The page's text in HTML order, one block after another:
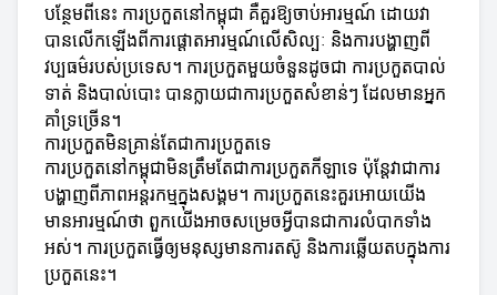
បន្ថែមពីនេះ ការប្រកួតនៅកម្ពុជា គឺគួរឱ្យចាប់អារម្មណ៍ ដោយវា
បានលើកឡើងពីការផ្តោតអារម្មណ៍លើសិល្បៈ និងការបង្ហាញពី
វប្បធម៌របស់ប្រទេស។ ការប្រកួតមួយចំនួនដូចជា ការប្រកួតបាល់
ទាត់ និងបាល់បោះ បានក្លាយជាការប្រកួតសំខាន់ៗ ដែលមានអ្នក
គាំទ្រច្រើន។
ការប្រកួតមិនគ្រាន់តែជាការប្រកួតទេ
ការប្រកួតនៅកម្ពុជាមិនត្រឹមតែជាការប្រកួតកីឡាទេ ប៉ុន្តែវាជាការ
បង្ហាញពីភាពអន្តរកម្មក្នុងសង្គម។ ការប្រកួតនេះគួរអោយយើង
មានអារម្មណ៍ថា ពួកយើងអាចសម្រេចអ្វីបានជាការលំបាកទាំង
អស់។ ការប្រកួតធ្វើឲ្យមនុស្សមានការតស៊ូ និងការឆ្លើយតបក្នុងការ
ប្រកួតនេះ។